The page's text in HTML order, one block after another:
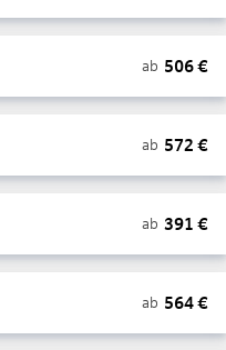
ab 506€
ab 572 €
ab 391 €
ab 564€